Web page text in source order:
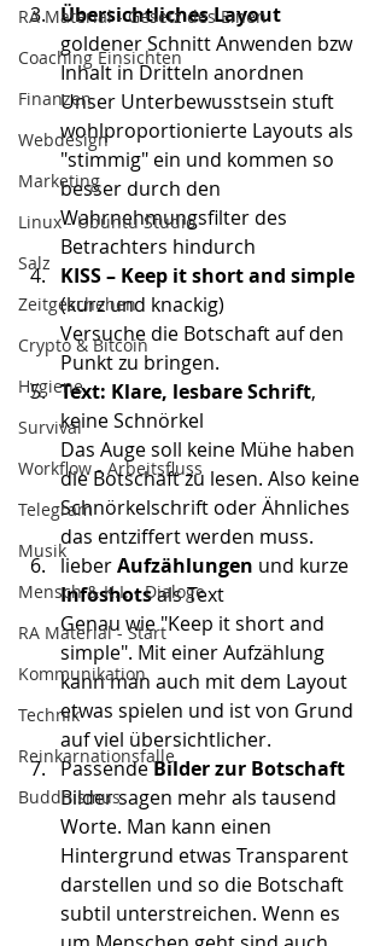
RA Material - Gesetz des Einen
Coaching Einsichten
Finanzen
Webdesign
Marketing
Linux - Ubuntu Studio
Salz
Zeitgeschehen
Crypto & Bitcoin
Hygiene
Survival
Workflow - Arbeitsfluss
Telegram
Musik
Mensch & K.I. - Dialoge
RA Material - Start
Kommunikation
Technik
Reinkarnationsfalle
Buddhismus
Übersichtliches Layout
goldener Schnitt Anwenden bzw
Inhalt in Dritteln anordnen
Unser Unterbewusstsein stuft
wohlproportionierte Layouts als
"stimmig" ein und kommen so
besser durch den
Wahrnehmungsfilter des
Betrachters hindurch
KISS – Keep it short and simple
(kurz und knackig)
Versuche die Botschaft auf den
Punkt zu bringen.
Text: Klare, lesbare Schrift,
keine Schnörkel
Das Auge soll keine Mühe haben
die Botschaft zu lesen. Also keine
Schnörkelschrift oder Ähnliches
das entziffert werden muss.
lieber Aufzählungen und kurze
Infoshots als Text
Genau wie "Keep it short and
simple". Mit einer Aufzählung
kann man auch mit dem Layout
etwas spielen und ist von Grund
auf viel übersichtlicher.
Passende Bilder zur Botschaft
Bilder sagen mehr als tausend
Worte. Man kann einen
Hintergrund etwas Transparent
darstellen und so die Botschaft
subtil unterstreichen. Wenn es